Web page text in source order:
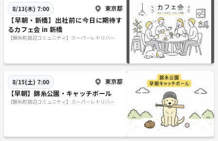
8/13(木) 7:00 東京都
【早朝・新橋】出社前に今日に期待す
るカフェ会 in 新橋
【錦糸町周辺コミュニティ】スーパーレトリバー
8/15(土) 7:00 東京都
【早朝】錦糸公園・キャッチボール
【錦糸町周辺コミュニティ】スーパーレトリバー